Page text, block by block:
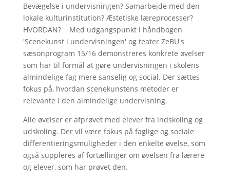
Bevægelse i undervisningen? Samarbejde med den
lokale kulturinstitution? Æstetiske læreprocesser?
HVORDAN? Med udgangspunkt i håndbogen
'Scenekunst i undervisningen' og teater ZeBU's
sæsonprogram 15/16 demonstreres konkrete øvelser
som har til formål at gøre undervisningen i skolens
almindelige fag mere sanselig og social. Der sættes
fokus på, hvordan scenekunstens metoder er
relevante i den almindelige undervisning.
Alle øvelser er afprøvet med elever fra indskoling og
udskoling. Der vil være fokus på faglige og sociale
differentieringsmuligheder i den enkelte øvelse, som
også suppleres af fortællinger om øvelsen fra lærere
og elever, som har prøvet den.